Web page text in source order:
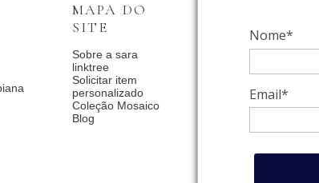
Nome*
Email*
Fale Conosco
Relógios BVLGARI
Condições de
Catalogo Dia Dos
Meus pedidos
MAPA DO
SITE
Sobre a sara
linktree
Solicitar item
personalizado
Blog
Coleção Mosaico